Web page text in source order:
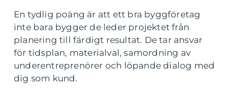
En tydlig poäng är att ett bra byggföretag
inte bara bygger de leder projektet från
planering till färdigt resultat. De tar ansvar
för tidsplan, materialval, samordning av
underentreprenörer och löpande dialog med
dig som kund.